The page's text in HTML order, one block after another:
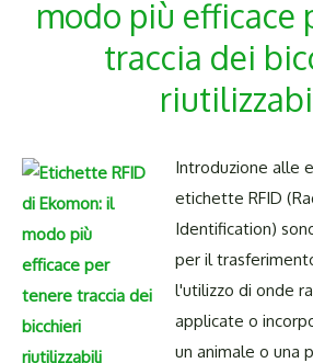
modo più efficace
traccia dei
Introduzione alle
etichette RFID
Identification)
per il
l'utilizzo di onde
applicate o
un animale o una